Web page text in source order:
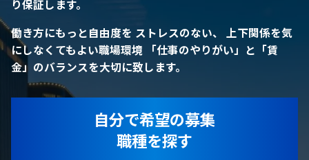
り保証します。
働き方にもっと自由度を ストレスのない、 上下関係を気
にしなくてもよい職場環境 「仕事のやりがい」と「賃
金」のバランスを大切に致します。
自分で希望の募集
職種を探す